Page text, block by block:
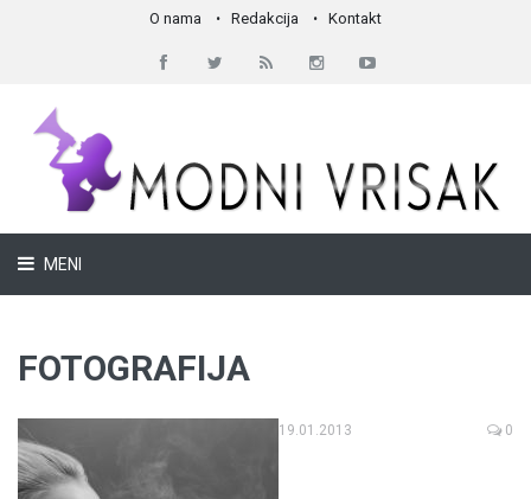
O nama Redakcija Kontakt
MENI
FOTOGRAFIJA
19.01.2013 0